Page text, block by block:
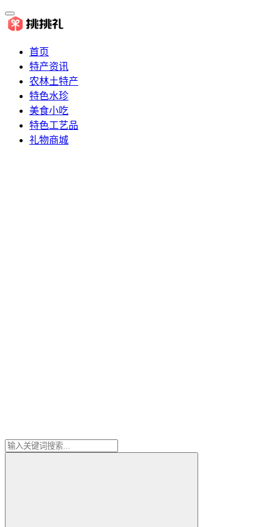
首页
特产资讯
农林土特产
特色水珍
美食小吃
特色工艺品
礼物商城